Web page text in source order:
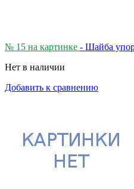
№ 15 на картинке - Шайба
Нет в наличии
Добавить к сравнению